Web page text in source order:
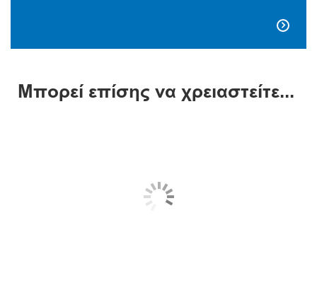

Μπορεί επίσης να χρειαστείτε...